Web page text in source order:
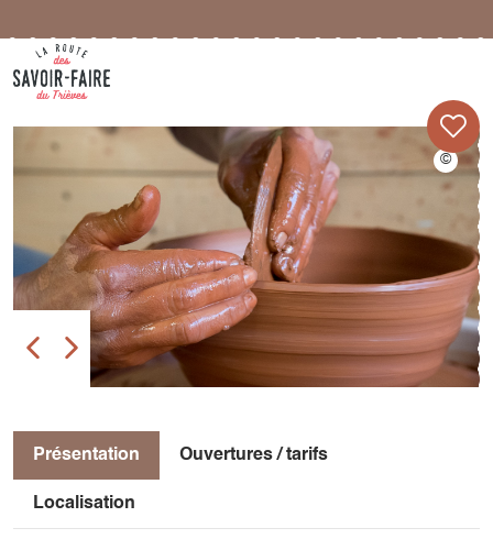
Présentation Ouvertures / tarifs
Localisation